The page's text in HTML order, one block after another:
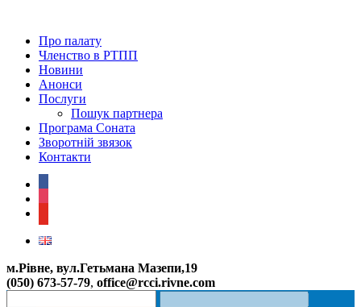
Про палату
Членство в РТПП
Новини
Анонси
Послуги
Пошук партнера
Програма Соната
Зворотній звязок
Контакти
м.Рівне, вул.Гетьмана Мазепи,19
(050) 673-57-79, office@rcci.rivne.com